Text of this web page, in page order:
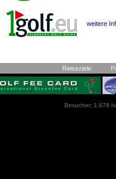
weitere
Reiseziele
Besucher: 1.676